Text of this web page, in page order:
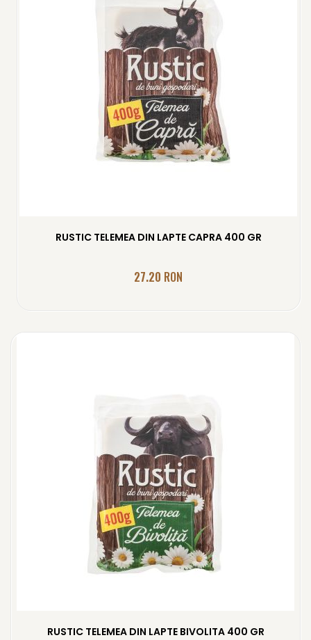
RUSTIC TELEMEA DIN LAPTE CAPRA 400 GR
27.20 RON
RUSTIC TELEMEA DIN LAPTE BIVOLITA 400 GR